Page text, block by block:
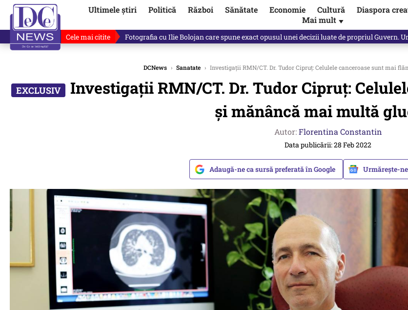
Ultimele știri Politică Război Sănătate Economie Cultură Diaspora
Mai mult ▼
Cele mai citite Răzvan Dumitrescu îi cere scuze, public, lui Ilie Bolojan / video
DCNews › Sanatate › Investigații RMN/CT. Dr. Tudor Cipruț: Celulele canceroase sunt mai
Investigații RMN/CT. Dr. Tudor Cipruț:
şi mănâncă mai multă
Autor:Florentina Constantin
Data publicării: 28 Feb 2022
Adaugă-ne ca sursă preferată în Google Urmărește-